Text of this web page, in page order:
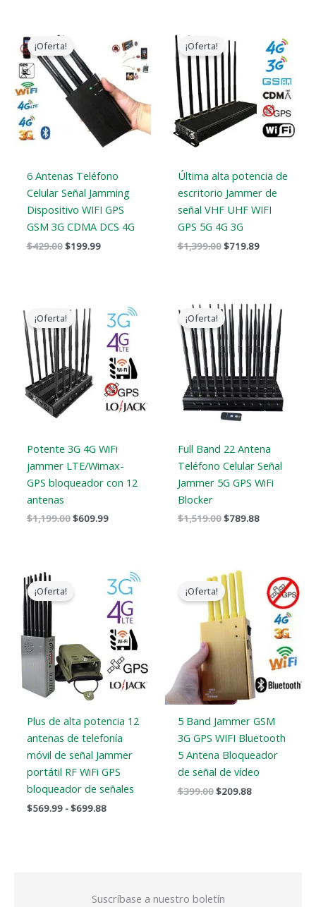
¡Oferta!
6 Antenas Teléfono
Celular Señal Jamming
Dispositivo WIFI GPS
GSM 3G CDMA DCS 4G
$429.00
precio
original
era:
$429.00.
$199.99
precio
actual
$199.99.
¡Oferta!
Última alta potencia de
escritorio Jammer de
señal VHF UHF WIFI
GPS 5G 4G 3G
$1,399.00
precio
original
era:
$1,399.00.
$719.89
precio
actual
es:
$719.89.
¡Oferta!
Potente 3G 4G WiFi
jammer LTE/Wimax-
GPS bloqueador con 12
antenas
$1,199.00
precio
original
era:
$1,199.00.
$609.99
precio
actual
es:
$609.99.
¡Oferta!
Full Band 22 Antena
Teléfono Celular Señal
Jammer 5G GPS WiFi
Blocker
$1,519.00
precio
original
era:
$1,519.00.
$789.88
precio
actual
es:
$789.88.
¡Oferta!
Plus de alta potencia 12
antenas de telefonía
móvil de señal Jammer
portátil RF WiFi GPS
bloqueador de señales
$569.99 -$699.88
Gama
de
precios:
$569.99
a
$699.88
¡Oferta!
5 Band Jammer GSM
3G GPS WIFI Bluetooth
5 Antena Bloqueador
de señal de vídeo
$399.00
El
precio
original
era:
$399.00.
$209.88
precio
actual
$209.88.
Suscríbase a nuestro boletín